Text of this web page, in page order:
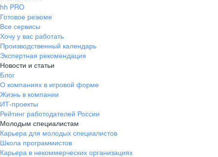
hh PRO
Готовое резюме
Все сервисы
Хочу у вас работать
Производственный календарь
Экспертная рекомендация
Новости и статьи
Блог
О компаниях в игровой форме
Жизнь в компании
ИТ-проекты
Рейтинг работодателей России
Молодым специалистам
Карьера для молодых специалистов
Школа программистов
Карьера в некоммерческих организациях